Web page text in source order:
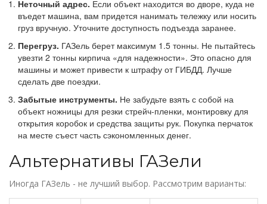
Неточный адрес. Если объект находится во дворе, куда не
въедет машина, вам придется нанимать тележку или носить
груз вручную. Уточните доступность подъезда заранее.
Перегруз. ГАЗель берет максимум 1.5 тонны. Не пытайтесь
увезти 2 тонны кирпича «для надежности». Это опасно для
машины и может привести к штрафу от ГИБДД. Лучше
сделать две поездки.
Забытые инструменты. Не забудьте взять с собой на
объект ножницы для резки стрейч-пленки, монтировку для
открытия коробок и средства защиты рук. Покупка перчаток
на месте съест часть сэкономленных денег.
Альтернативы ГАЗели
Иногда ГАЗель - не лучший выбор. Рассмотрим варианты: